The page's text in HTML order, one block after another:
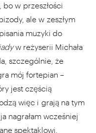
bo w przeszłości
ale w zeszłym
muzyki do
w reżyserii Michała
szczególnie, że
mój fortepian –
jest częścią
więc i grają na tym
nagrałam wcześniej
spektaklowi.